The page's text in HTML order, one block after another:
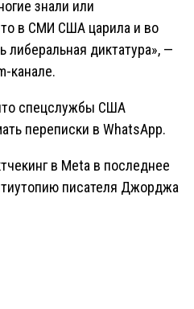
знали или
в СМИ США царила и во
либеральная диктатура», —
канале.
спецслужбы США
переписки в WhatsApp.
в Meta в последнее
писателя Джорджа